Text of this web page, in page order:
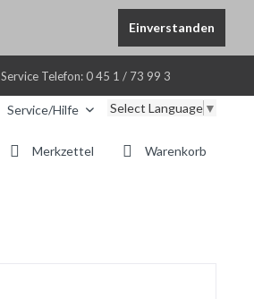
Einverstanden
Service Telefon: 0 45 1 / 73 99 3
Service/Hilfe Select Language ▼
Warenkorb
Merkzettel